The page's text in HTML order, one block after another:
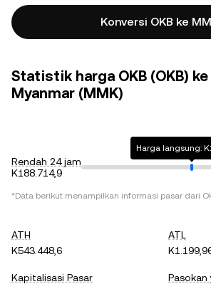
Konversi OKB ke
Statistik harga OKB (OKB)
Myanmar (MMK)
Rendah 24 jam
K188.714,9
Harga langsung:
*Data berikut menampilkan informasi pasar dari
ATH
K543.448,6
ATL
Kapitalisasi Pasar
Pasokan